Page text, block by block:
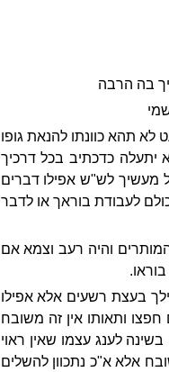
בה הרבה
לא תהא כוונתו להנאת גופו
יתעלה כדכתיב בכל דרכיך
מעשיך לש"ש אפילו דברים
לעבודת בוראך או לדבר
והיה רעב וצמא אם
בעצת רשעים אלא אפילו
ותאותו אין זה משובח
לענג עצמו שאין ראוי
אלא א"כ נתכוון להשלים